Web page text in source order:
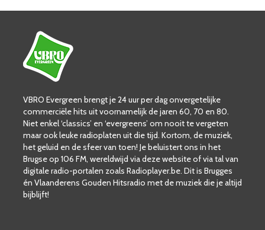
VBRO Evergreen brengt je 24 uur per dag onvergetelijke
commerciële hits uit voornamelijk de jaren 60, 70 en 80.
Niet enkel ‘classics’ en ‘evergreens’ om nooit te vergeten
maar ook leuke radioplaten uit die tijd. Kortom, de muziek,
het geluid en de sfeer van toen! Je beluistert ons in het
Brugse op 106 FM, wereldwijd via deze website of via tal van
digitale radio-portalen zoals Radioplayer.be. Dit is Brugges
én Vlaanderens Gouden Hitsradio met de muziek die je altijd
bijblijft!